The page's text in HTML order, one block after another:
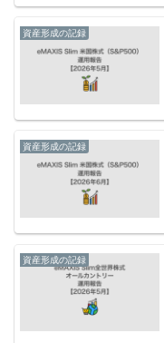
資産形成の記録
資産形成の記録
資産形成の記録